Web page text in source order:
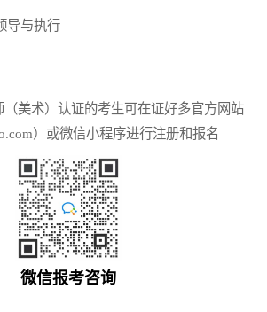
与执行
美术）认证的考生可在证好多官方网站
）或微信小程序进行注册和报名
微信报考咨询